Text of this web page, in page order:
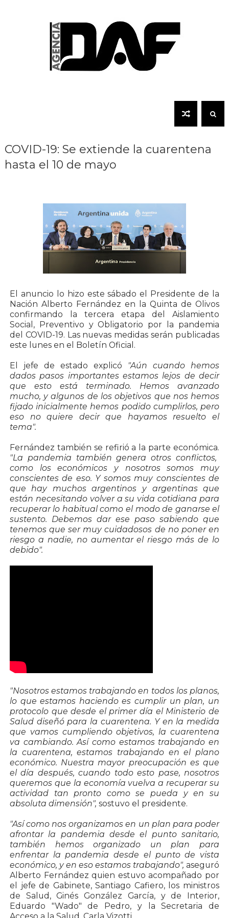
COVID-19: Se extiende la cuarentena
hasta el 10 de mayo
El anuncio lo hizo este sábado el Presidente de la
Nación Alberto Fernández en la Quinta de Olivos
confirmando la tercera etapa del Aislamiento
Social, Preventivo y Obligatorio por la pandemia
del COVID-19. Las nuevas medidas serán publicadas
este lunes en el Boletín Oficial.
El jefe de estado explicó "Aún cuando hemos
dados pasos importantes estamos lejos de decir
que esto está terminado. Hemos avanzado
mucho, y algunos de los objetivos que nos hemos
fijado inicialmente hemos podido cumplirlos, pero
eso no quiere decir que hayamos resuelto el
tema".
Fernández también se refirió a la parte económica.
"La pandemia también genera otros conflictos,
como los económicos y nosotros somos muy
conscientes de eso. Y somos muy conscientes de
que hay muchos argentinos y argentinas que
están necesitando volver a su vida cotidiana para
recuperar lo habitual como el modo de ganarse el
sustento. Debemos dar ese paso sabiendo que
tenemos que ser muy cuidadosos de no poner en
riesgo a nadie, no aumentar el riesgo más de lo
debido".
"Nosotros estamos trabajando en todos los planos,
lo que estamos haciendo es cumplir un plan, un
protocolo que desde el primer día el Ministerio de
Salud diseñó para la cuarentena. Y en la medida
que vamos cumpliendo objetivos, la cuarentena
va cambiando. Así como estamos trabajando en
la cuarentena, estamos trabajando en el plano
económico. Nuestra mayor preocupación es que
el día después, cuando todo esto pase, nosotros
queremos que la economía vuelva a recuperar su
actividad tan pronto como se pueda y en su
absoluta dimensión", sostuvo el presidente.
"Así como nos organizamos en un plan para poder
afrontar la pandemia desde el punto sanitario,
también hemos organizado un plan para
enfrentar la pandemia desde el punto de vista
económico, y en eso estamos trabajando", aseguró
Alberto Fernández quien estuvo acompañado por
el jefe de Gabinete, Santiago Cafiero, los ministros
de Salud, Ginés González García, y de Interior,
Eduardo "Wado" de Pedro, y la Secretaria de